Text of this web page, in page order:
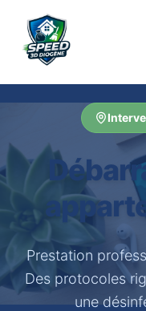
Prestation
Des protocoles
une